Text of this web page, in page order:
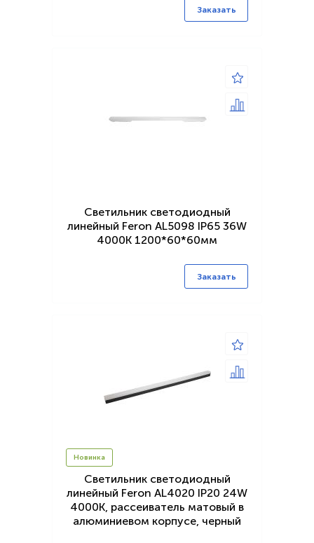
Заказать
Светильник светодиодный
линейный Feron AL5098 IP65 36W
4000K 1200*60*60мм
Заказать
Новинка
Светильник светодиодный
линейный Feron AL4020 IP20 24W
4000K, рассеиватель матовый в
алюминиевом корпусе, черный